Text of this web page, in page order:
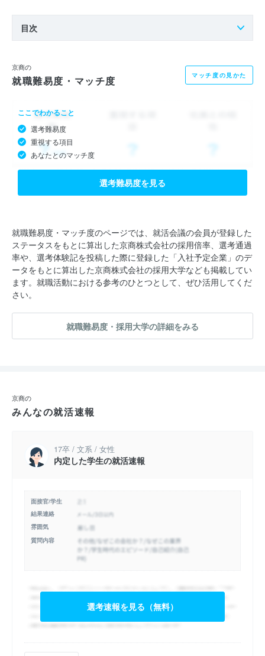
目次
京商の
就職難易度・マッチ度 マッチ度の見かた
ここでわかること
選考難易度
重視する項目
あなたとのマッチ度
選考難易度を見る
就職難易度・マッチ度のページでは、就活会議の会員が登録した
ステータスをもとに算出した京商株式会社の採用倍率、選考通過
率や、選考体験記を投稿した際に登録した「入社予定企業」のデ
ータをもとに算出した京商株式会社の採用大学なども掲載してい
ます。就職活動における参考のひとつとして、ぜひ活用してくだ
さい。
就職難易度・採用大学の詳細をみる
京商の
みんなの就活速報
17卒 / 文系 / 女性
内定した学生の就活速報
面接官/学生
結果連絡
雰囲気
質問内容
選考速報を見る（無料）